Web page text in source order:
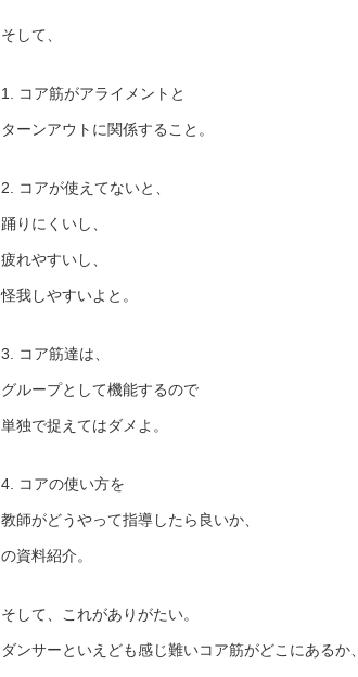
そして、
1. コア筋がアライメントと
ターンアウトに関係すること。
2. コアが使えてないと、
踊りにくいし、
疲れやすいし、
怪我しやすいよと。
3. コア筋達は、
グループとして機能するので
単独で捉えてはダメよ。
4. コアの使い方を
教師がどうやって指導したら良いか、
の資料紹介。
そして、これがありがたい。
ダンサーといえども感じ難いコア筋がどこにあるか、